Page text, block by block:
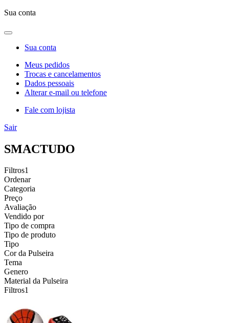
Sua conta
Sua conta
Meus pedidos
Trocas e cancelamentos
Dados pessoais
Alterar e-mail ou telefone
Fale com lojista
Sair
SMACTUDO
Filtros1
Ordenar
Categoria
Preço
Avaliação
Vendido por
Tipo de compra
Tipo de produto
Tipo
Cor da Pulseira
Tema
Genero
Material da Pulseira
Filtros1